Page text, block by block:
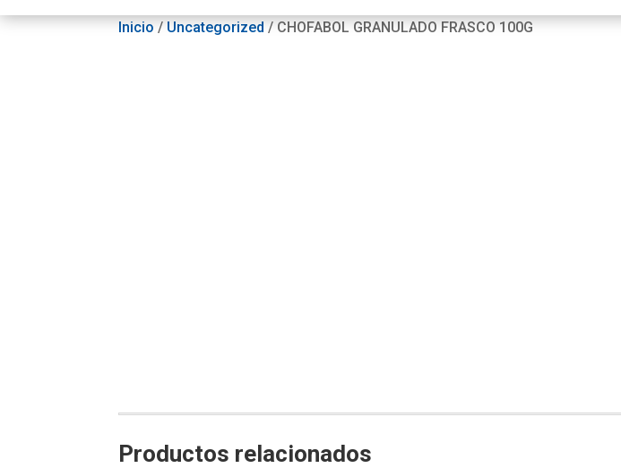
Inicio / Uncategorized / CHOFABOL GRANULADO FRASCO 100G
Productos relacionados